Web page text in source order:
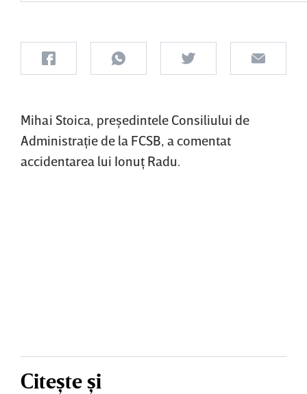
Mihai Stoica, preşedintele Consiliului de
Administraţie de la FCSB, a comentat
accidentarea lui Ionuţ Radu.
Citește și